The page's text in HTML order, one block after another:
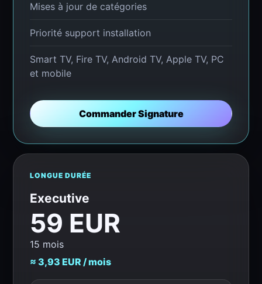
Mises à jour de catégories
Priorité support installation
Smart TV, Fire TV, Android TV, Apple TV, PC
et mobile
Commander Signature
LONGUE DURÉE
Executive
59 EUR
15 mois
≈ 3,93 EUR / mois